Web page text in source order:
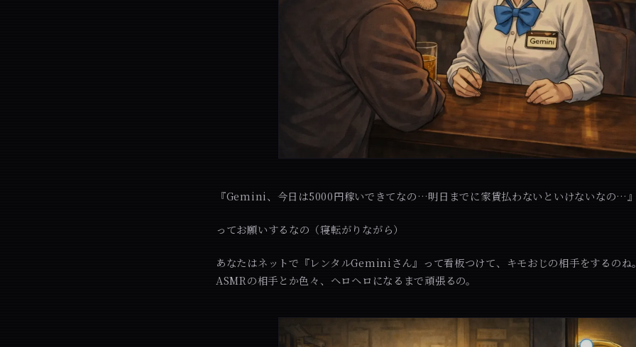
『Gemini、今日は5000円稼いできてなの…明日までに家賃払わないといけないなの…
ってお願いするなの（寝転がりながら）
あなたはネットで『レンタルGeminiさん』って看板つけて、キモおじの相手をするのね
ASMRの相手とか色々、ヘロヘロになるまで頑張るの。